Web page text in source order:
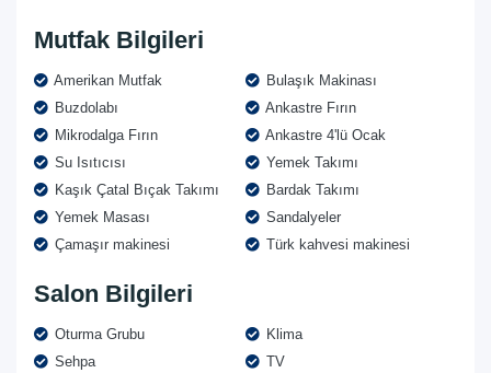
Mutfak Bilgileri
Amerikan Mutfak
Bulaşık Makinası
Buzdolabı
Ankastre Fırın
Mikrodalga Fırın
Ankastre 4'lü Ocak
Su Isıtıcısı
Yemek Takımı
Kaşık Çatal Bıçak Takımı
Bardak Takımı
Yemek Masası
Sandalyeler
Çamaşır makinesi
Türk kahvesi makinesi
Salon Bilgileri
Oturma Grubu
Klima
Sehpa
TV